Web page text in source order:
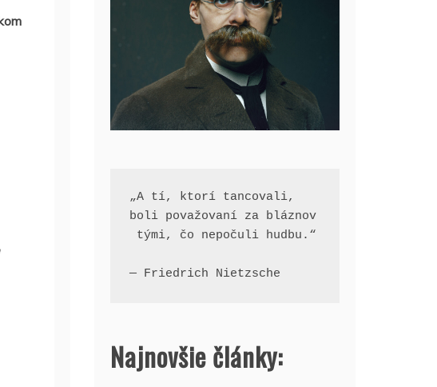
„A tí, ktorí tancovali,
boli považovaní za bláznov
tými, čo nepočuli hudbu.“
— Friedrich Nietzsche
Najnovšie články: